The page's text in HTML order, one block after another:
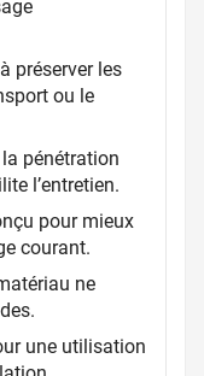
préserver les
ou le
pénétration
l’entretien.
pour mieux
courant.
ne
une utilisation